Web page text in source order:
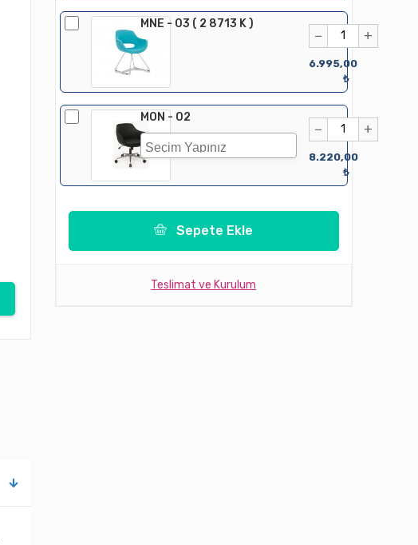
MNE - 03 ( 2 8713 K )
− +
6.995,00
₺
MON - 02
− +
8.220,00
₺
Sepete Ekle
Teslimat ve Kurulum